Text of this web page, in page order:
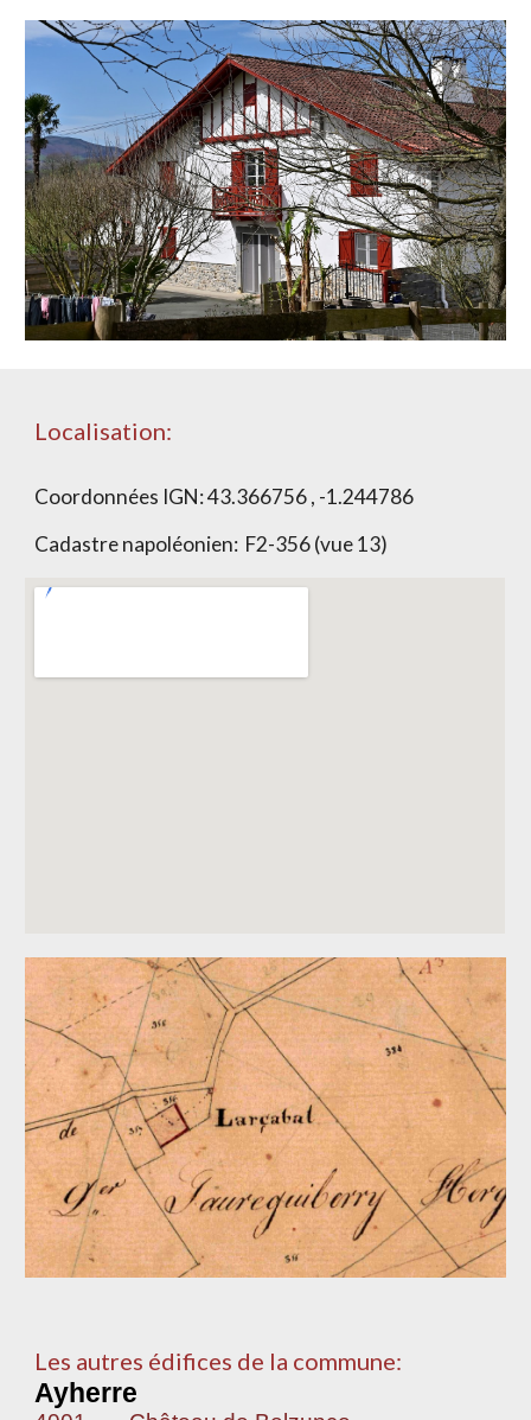
Localisation:
Coordonnées IGN:43.366756 , -1.244786
Cadastre napoléonien: F2-356 (vue 13)
Les autres édifices de la commune:
Ayherre